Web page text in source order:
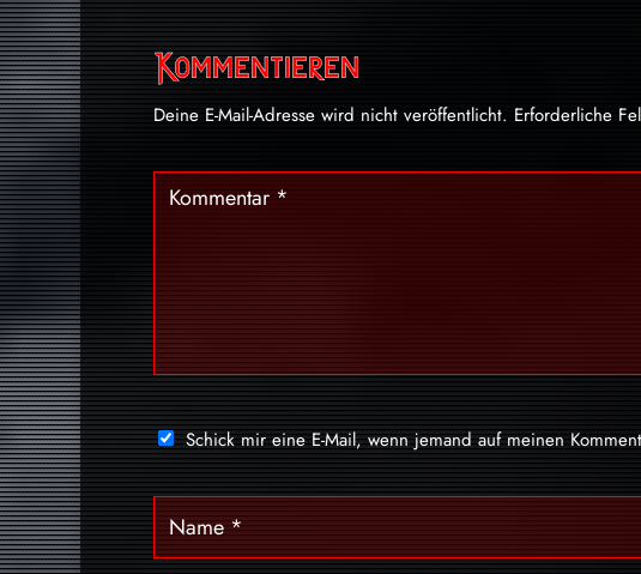
Kommentieren
Deine E-Mail-Adresse wird nicht veröffentlicht. Erforderliche
Schick mir eine E-Mail, wenn jemand auf meinen